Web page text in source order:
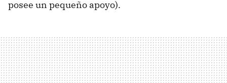
posee un pequeño apoyo).